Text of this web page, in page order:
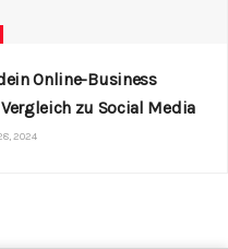
Online-Business
zu Social Media
2024